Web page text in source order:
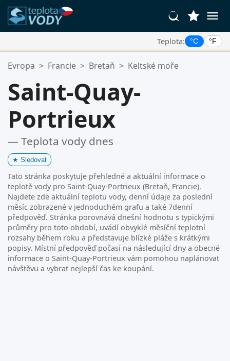
Teplota: °C °F
Vaše Oblíbené Lokality:
Evropa > Francie > Bretaň > Keltské moře
Saint-Quay-
Portrieux
— Teplota vody dnes
★ Sledovat
Tato stránka poskytuje přehledné a aktuální informace o
teplotě vody pro Saint-Quay-Portrieux (Bretaň, Francie).
Najdete zde aktuální teplotu vody, denní údaje za poslední
měsíc zobrazené v jednoduchém grafu a také 7denní
předpověď. Stránka porovnává dnešní hodnotu s typickými
průměry pro toto období, uvádí obvyklé měsíční teplotní
rozsahy během roku a představuje blízké pláže s krátkými
popisy. Místní předpověď počasí na následující dny a obecné
informace o Saint-Quay-Portrieux vám pomohou naplánovat
návštěvu a vybrat nejlepší čas ke koupání.